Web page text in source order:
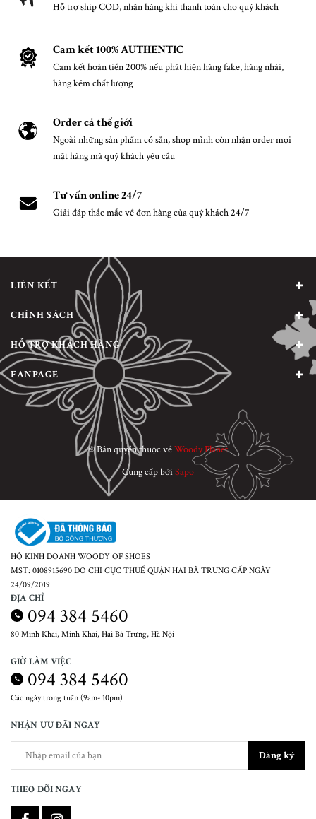
Hỗ trợ ship COD, nhận hàng khi thanh toán cho quý khách
Cam kết 100% AUTHENTIC
Cam kết hoàn tiền 200% nếu phát hiện hàng fake, hàng nhái,
hàng kém chất lượng
Order cả thế giới
Ngoài những sản phẩm có sẵn, shop mình còn nhận order mọi
mặt hàng mà quý khách yêu cầu
Tư vấn online 24/7
Giải đáp thắc mắc về đơn hàng của quý khách 24/7
LIÊN KẾT
CHÍNH SÁCH
HỖ TRỢ KHÁCH HÀNG
FANPAGE
© Bản quyền thuộc vềWoody Planet
Cung cấp bởiSapo
HỘ KINH DOANH WOODY OF SHOES
MST: 0108915690 DO CHI CỤC THUẾ QUẬN HAI BÀ TRƯNG CẤP NGÀY
24/09/2019.
ĐỊA CHỈ
094 384 5460
80 Minh Khai, Minh Khai, Hai Bà Trưng, Hà Nội
GIỜ LÀM VIỆC
094 384 5460
Các ngày trong tuần (9am- 10pm)
NHẬN ƯU ĐÃI NGAY
Đăng ký
THEO DÕI NGAY